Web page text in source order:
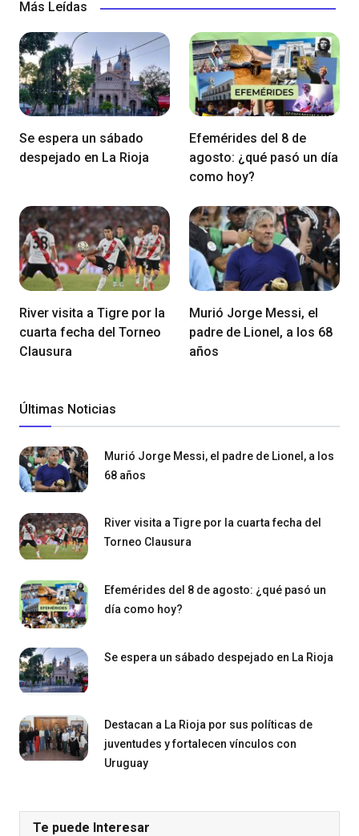
Más Leídas
Se espera un sábado
despejado en La Rioja
Efemérides del 8 de
agosto: ¿qué pasó un día
como hoy?
River visita a Tigre por la
cuarta fecha del Torneo
Clausura
Murió Jorge Messi, el
padre de Lionel, a los 68
años
Últimas Noticias
Murió Jorge Messi, el padre de Lionel, a los
68 años
River visita a Tigre por la cuarta fecha del
Torneo Clausura
Efemérides del 8 de agosto: ¿qué pasó un
día como hoy?
Se espera un sábado despejado en La Rioja
Destacan a La Rioja por sus políticas de
juventudes y fortalecen vínculos con
Uruguay
Te puede Interesar